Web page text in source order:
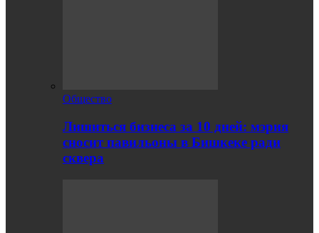
Общество
Лишиться бизнеса за 10 дней: мэрия
сносит павильоны в Бишкеке ради
сквера